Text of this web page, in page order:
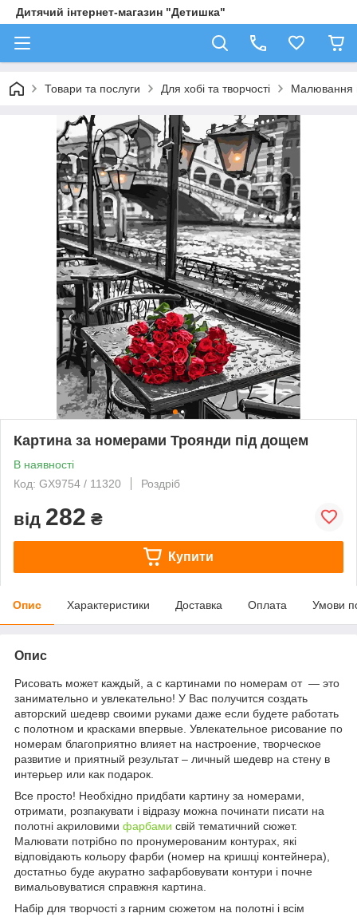
Дитячий інтернет-магазин "Детишка"
Товари та послуги Для хобі та творчості Малювання
Картина за номерами Троянди під дощем
В наявності
Код: GX9754 / 11320
Роздріб
від 282 ₴
Купити
Опис Характеристики Доставка Оплата Умови
Опис
Рисовать может каждый, а с картинами по номерам от — это
занимательно и увлекательно! У Вас получится создать
авторский шедевр своими руками даже если будете работать
с полотном и красками впервые. Увлекательное рисование по
номерам благоприятно влияет на настроение, творческое
развитие и приятный результат – личный шедевр на стену в
интерьер или как подарок.
Все просто! Необхідно придбати картину за номерами,
отримати, розпакувати і відразу можна починати писати на
полотні акриловими фарбами свій тематичний сюжет.
Малювати потрібно по пронумерованим контурах, які
відповідають кольору фарби (номер на кришці контейнера),
достатньо буде акуратно зафарбовувати контури і почне
вимальовуватися справжня картина.
Набір для творчості з гарним сюжетом на полотні і всім